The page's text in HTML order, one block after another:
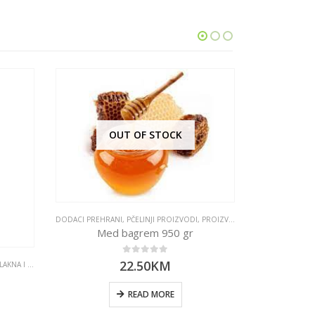
I ENZIMI
OUT OF STOCK
DODACI PREHRANI, PČELINJI PROIZVODI, PROIZVODI
Med bagrem 950 gr
0out of 5
22.50KM
READ MORE